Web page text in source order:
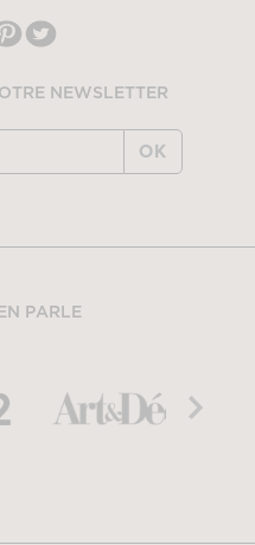
NEWSLETTER
OK
PARLE